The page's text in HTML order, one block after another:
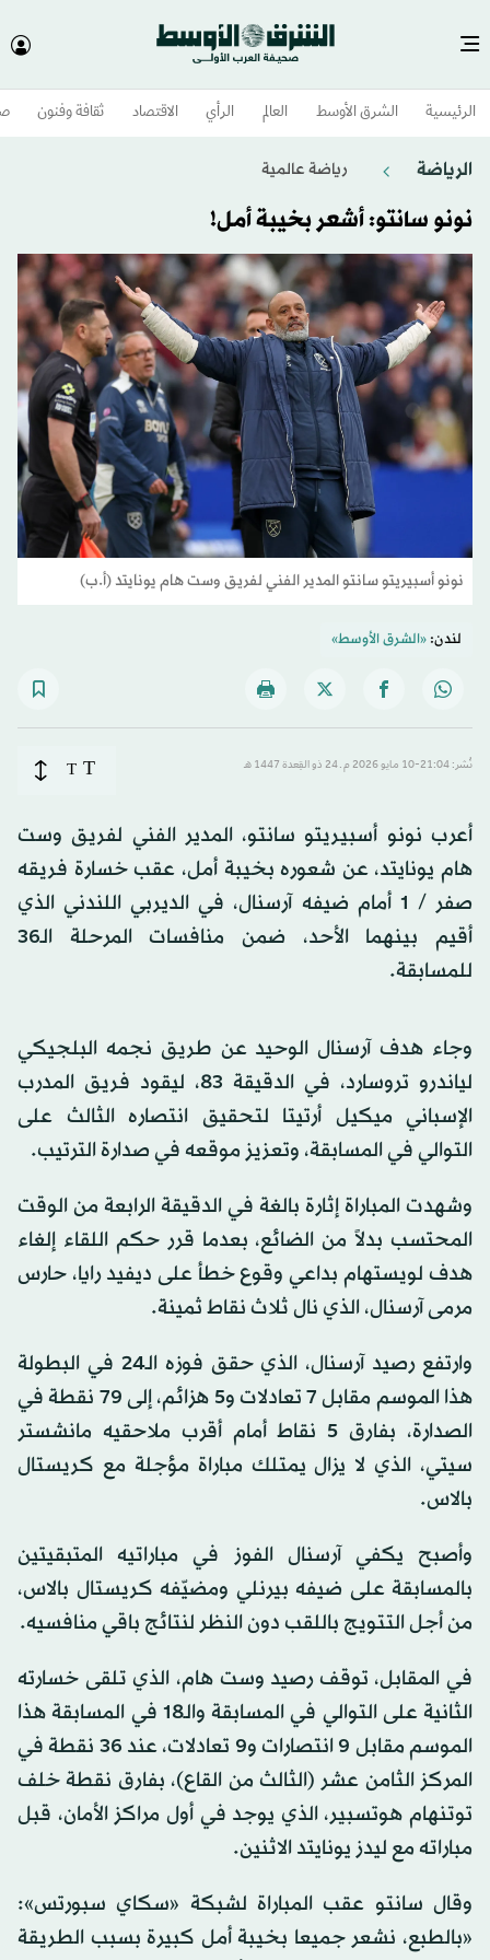
الرئيسية الشرق الأوسط​ العالم الرأي الاقتصاد ثقافة وفنون
الرياضة رياضة عالمية
نونو سانتو: أشعر بخيبة أمل!
نونو أسبيريتو سانتو المدير الفني لفريق وست هام يونايتد (أ.ب)
لندن:«الشرق الأوسط»
نُشر: 21:04-10 مايو 2026 م ـ 24 ذو القِعدة 1447 هـ T
T
أعرب نونو أسبيريتو سانتو، المدير الفني لفريق وست
هام يونايتد، عن شعوره بخيبة أمل، عقب خسارة فريقه
صفر / 1 أمام ضيفه آرسنال، في الديربي اللندني الذي
أقيم بينهما الأحد، ضمن منافسات المرحلة الـ36
للمسابقة.
وجاء هدف آرسنال الوحيد عن طريق نجمه البلجيكي
لياندرو تروسارد، في الدقيقة 83، ليقود فريق المدرب
الإسباني ميكيل أرتيتا لتحقيق انتصاره الثالث على
التوالي في المسابقة، وتعزيز موقعه في صدارة الترتيب.
وشهدت المباراة إثارة بالغة في الدقيقة الرابعة من الوقت
المحتسب بدلاً من الضائع، بعدما قرر حكم اللقاء إلغاء
هدف لويستهام بداعي وقوع خطأ على ديفيد رايا، حارس
مرمى آرسنال، الذي نال ثلاث نقاط ثمينة.
وارتفع رصيد آرسنال، الذي حقق فوزه الـ24 في البطولة
هذا الموسم مقابل 7 تعادلات و5 هزائم، إلى 79 نقطة في
الصدارة، بفارق 5 نقاط أمام أقرب ملاحقيه مانشستر
سيتي، الذي لا يزال يمتلك مباراة مؤجلة مع كريستال
بالاس.
وأصبح يكفي آرسنال الفوز في مباراتيه المتبقيتين
بالمسابقة على ضيفه بيرنلي ومضيّفه كريستال بالاس،
من أجل التتويج باللقب دون النظر لنتائج باقي منافسيه.
في المقابل، توقف رصيد وست هام، الذي تلقى خسارته
الثانية على التوالي في المسابقة والـ18 في المسابقة هذا
الموسم مقابل 9 انتصارات و9 تعادلات، عند 36 نقطة في
المركز الثامن عشر (الثالث من القاع)، بفارق نقطة خلف
توتنهام هوتسبير، الذي يوجد في أول مراكز الأمان، قبل
مباراته مع ليدز يونايتد الاثنين.
وقال سانتو عقب المباراة لشبكة «سكاي سبورتس»:
«بالطبع، نشعر جميعا بخيبة أمل كبيرة بسبب الطريقة